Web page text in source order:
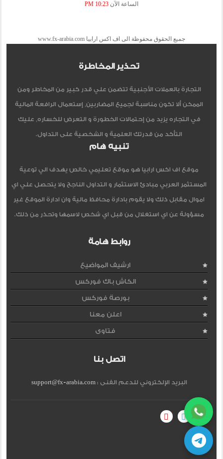
الساعة الآن 10:23 PM
جميع الحقوق محفوظة الى اف اكس ارابيا www.fx-arabia.com
تحذير المخاطرة
التجارة بالعملات الأجنبية تتضمن علي قدر كبير من المخاطر ومن
الممكن ألا تكون مناسبة لجميع المضاربين, إستعمال الرافعة المالية
في التجاره يزيد من إحتمالات الخطورة و التعرض للخساره, عليك
التأكد من قدرتك العلمية و الشخصية على التداول.
تنبيه هام
موقع اف اكس ارابيا هو موقع تعليمي خالص يهدف الي توعية
المستثمر العربي مبادئ الاستثمار و التداول الناجح ولا يتحصل علي اي
اموال مقابل ذلك ولا يقوم بادارة محافظ مالية وان ادارة الموقع غير
مسؤولة عن اي استغلال من قبل اي شخص لاسمها وتحذر من ذلك.
روابط هامة
ارشيف المواضيع
الكاش باك فوركس
بورصة فوركس
اعلن معنا
فتاوى
اتصل بنا
البريد الإلكتروني للدعم الفنى :support@fx-arabia.com